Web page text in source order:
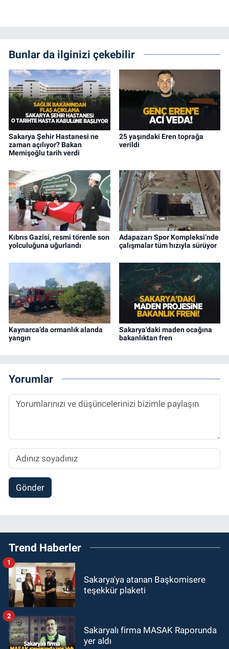
Bunlar da ilginizi çekebilir
Sakarya Şehir Hastanesi ne
zaman açılıyor? Bakan
Memişoğlu tarih verdi
25 yaşındaki Eren toprağa
verildi
Kıbrıs Gazisi, resmi törenle son
yolculuğuna uğurlandı
Adapazarı Spor Kompleksi’nde
çalışmalar tüm hızıyla sürüyor
Kaynarca’da ormanlık alanda
yangın
Sakarya'daki maden ocağına
bakanlıktan fren
Yorumlar
Gönder
Trend Haberler
Sakarya'ya atanan Başkomisere
teşekkür plaketi
1
Sakaryalı firma MASAK Raporunda
yer aldı
2